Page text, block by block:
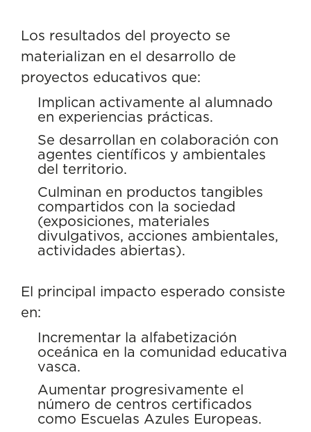
Los resultados del proyecto se
materializan en el desarrollo de
proyectos educativos que:
Implican activamente al alumnado
en experiencias prácticas.
Se desarrollan en colaboración con
agentes científicos y ambientales
del territorio.
Culminan en productos tangibles
compartidos con la sociedad
(exposiciones, materiales
divulgativos, acciones ambientales,
actividades abiertas).
El principal impacto esperado consiste
en:
Incrementar la alfabetización
oceánica en la comunidad educativa
vasca.
Aumentar progresivamente el
número de centros certificados
como Escuelas Azules Europeas.